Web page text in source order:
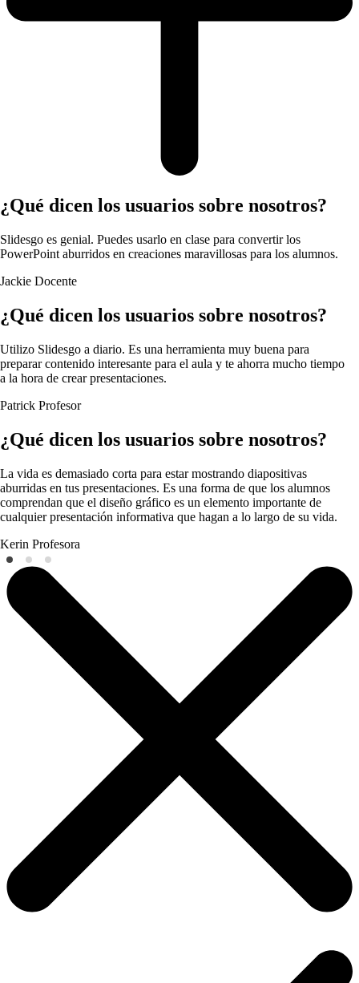
¿Qué dicen los usuarios sobre nosotros?
Slidesgo es genial. Puedes usarlo en clase para convertir los
PowerPoint aburridos en creaciones maravillosas para los alumnos.
Jackie Docente
¿Qué dicen los usuarios sobre nosotros?
Utilizo Slidesgo a diario. Es una herramienta muy buena para
preparar contenido interesante para el aula y te ahorra mucho tiempo
a la hora de crear presentaciones.
Patrick Profesor
¿Qué dicen los usuarios sobre nosotros?
La vida es demasiado corta para estar mostrando diapositivas
aburridas en tus presentaciones. Es una forma de que los alumnos
comprendan que el diseño gráfico es un elemento importante de
cualquier presentación informativa que hagan a lo largo de su vida.
Kerin Profesora